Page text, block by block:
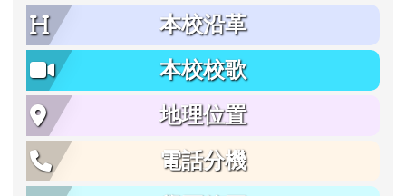
本校沿革
本校校歌
地理位置
電話分機